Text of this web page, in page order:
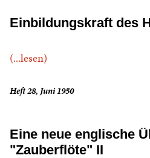
Einbildungskraft des
(...lesen)
Heft 28, Juni 1950
Eine neue englische
"Zauberflöte" II